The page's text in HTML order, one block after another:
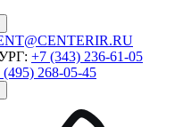
+7 (343) 236-61-05
(495) 268-05-45